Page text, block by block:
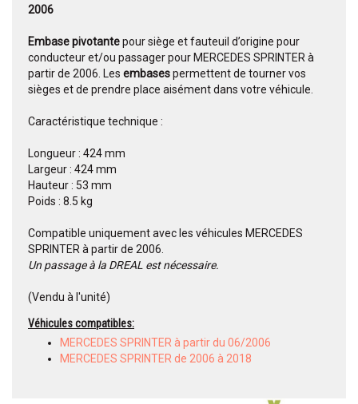
2006
Embase pivotantepour siège et fauteuil d’origine pour
conducteur et/ou passager pour MERCEDES SPRINTER à
partir de 2006. Les embasespermettent de tourner vos
sièges et de prendre place aisément dans votre véhicule.
Caractéristique technique :
Longueur : 424 mm
Largeur : 424 mm
Hauteur : 53 mm
Poids : 8.5 kg
Compatible uniquement avec les véhicules MERCEDES
SPRINTER à partir de 2006.
Un passage à la DREAL est nécessaire.
(Vendu à l'unité)
Véhicules compatibles:
MERCEDES SPRINTER à partir du 06/2006
MERCEDES SPRINTER de 2006 à 2018